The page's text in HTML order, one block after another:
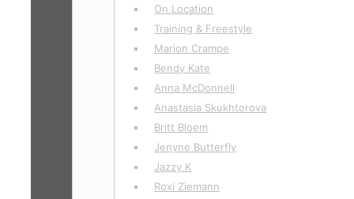
On Location
Training & Freestyle
Marion Crampe
Bendy Kate
Anna McDonnell
Anastasia Skukhtorova
Britt Bloem
Jenyne Butterfly
Jazzy K
Roxi Ziemann